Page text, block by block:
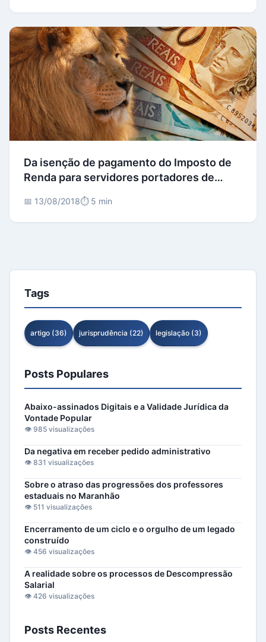
Da isenção de pagamento do Imposto de
Renda para servidores portadores de
📅 13/08/2018⏱️ 5 min
Tags
artigo (36) jurisprudência (22) legislação (3)
Posts Populares
Abaixo-assinados Digitais e a Validade Jurídica da
Vontade Popular
👁️ 985 visualizações
Da negativa em receber pedido administrativo
👁️ 831 visualizações
Sobre o atraso das progressões dos professores
estaduais no Maranhão
👁️ 511 visualizações
Encerramento de um ciclo e o orgulho de um legado
construído
👁️ 456 visualizações
A realidade sobre os processos de Descompressão
Salarial
👁️ 426 visualizações
Posts Recentes